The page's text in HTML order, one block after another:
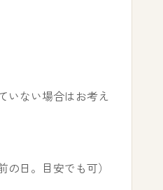
いない場合はお考え
の日。目安でも可）